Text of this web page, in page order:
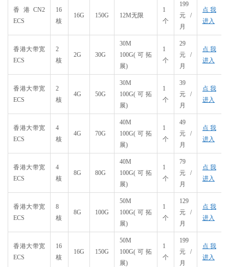
香港CN2
ECS
16
核
16G 150G 12M无限
1
个
199
元/
月
点我
进入
香港大带宽
ECS
2
核
2G 30G
30M
100G(可拓
展)
1
个
29
元/
月
点我
进入
香港大带宽
ECS
2
核
4G 50G
30M
100G(可拓
展)
1
个
39
元/
月
点我
进入
香港大带宽
ECS
4
核
4G 70G
40M
100G(可拓
展)
1
个
49
元/
月
点我
进入
香港大带宽
ECS
4
核
8G 80G
40M
100G(可拓
展)
1
个
79
元/
月
点我
进入
香港大带宽
ECS
8
核
8G 100G
50M
100G(可拓
展)
1
个
129
元/
月
点我
进入
香港大带宽
ECS
16
核
16G 150G
50M
100G(可拓
展)
1
个
199
元/
月
点我
进入